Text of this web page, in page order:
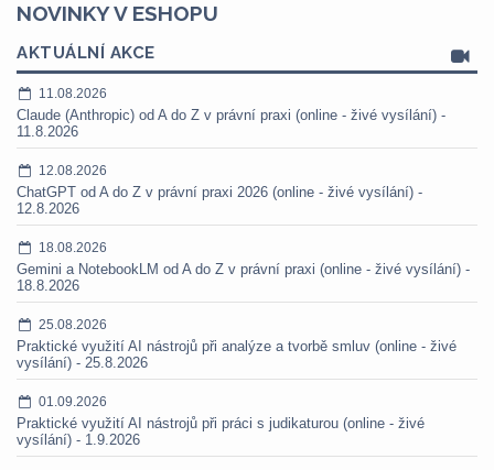
NOVINKY V ESHOPU
AKTUÁLNÍ AKCE
11.08.2026
Claude (Anthropic) od A do Z v právní praxi (online - živé vysílání) -
11.8.2026
12.08.2026
ChatGPT od A do Z v právní praxi 2026 (online - živé vysílání) -
12.8.2026
18.08.2026
Gemini a NotebookLM od A do Z v právní praxi (online - živé vysílání) -
18.8.2026
25.08.2026
Praktické využití AI nástrojů při analýze a tvorbě smluv (online - živé
vysílání) - 25.8.2026
01.09.2026
Praktické využití AI nástrojů při práci s judikaturou (online - živé
vysílání) - 1.9.2026